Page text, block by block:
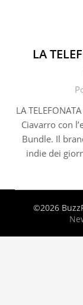
LA
LA
Ciavarro con
Bundle. Il
indie dei
©2026